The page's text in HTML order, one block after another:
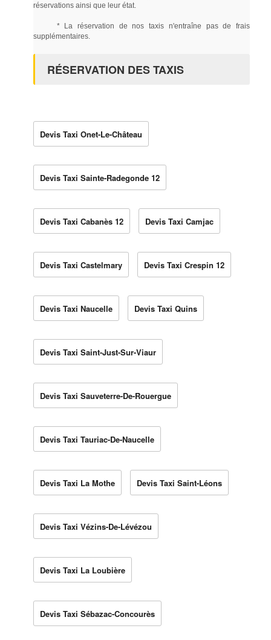
réservations ainsi que leur état.
* La réservation de nos taxis n'entraîne pas de frais
supplémentaires.
RÉSERVATION DES TAXIS
Devis Taxi Onet-Le-Château
Devis Taxi Sainte-Radegonde 12
Devis Taxi Cabanès 12 Devis Taxi Camjac
Devis Taxi Castelmary Devis Taxi Crespin 12
Devis Taxi Naucelle Devis Taxi Quins
Devis Taxi Saint-Just-Sur-Viaur
Devis Taxi Sauveterre-De-Rouergue
Devis Taxi Tauriac-De-Naucelle
Devis Taxi La Mothe Devis Taxi Saint-Léons
Devis Taxi Vézins-De-Lévézou
Devis Taxi La Loubière
Devis Taxi Sébazac-Concourès